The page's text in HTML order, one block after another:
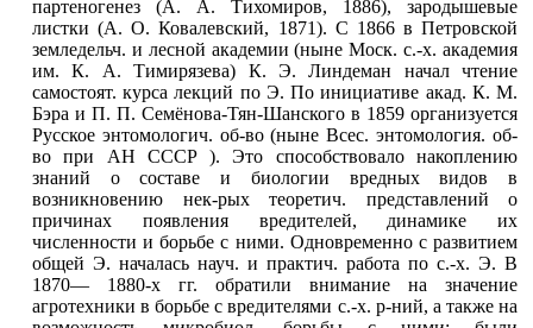
партеногенез (А. А. Тихомиров, 1886), зародышевые
листки (А. О. Ковалевский, 1871). С 1866 в Петровской
земледельч. и лесной академии (ныне Моск. с.-х. академия
им. К. А. Тимирязева) К. Э. Линдеман начал чтение
самостоят. курса лекций по Э. По инициативе акад. К. М.
Бэра и П. П. Семёнова-Тян-Шанского в 1859 организуется
Русское энтомологич. об-во (ныне Всес. энтомология. об-
во при АН СССР ). Это способствовало накоплению
знаний о составе и биологии вредных видов в
возникновению нек-рых теоретич. представлений о
причинах появления вредителей, динамике их
численности и борьбе с ними. Одновременно с развитием
общей Э. началась науч. и практич. работа по с.-х. Э. В
1870— 1880-х гг. обратили внимание на значение
агротехники в борьбе с вредителями с.-х. р-ний, а также на